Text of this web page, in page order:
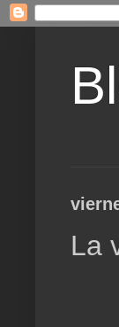
La